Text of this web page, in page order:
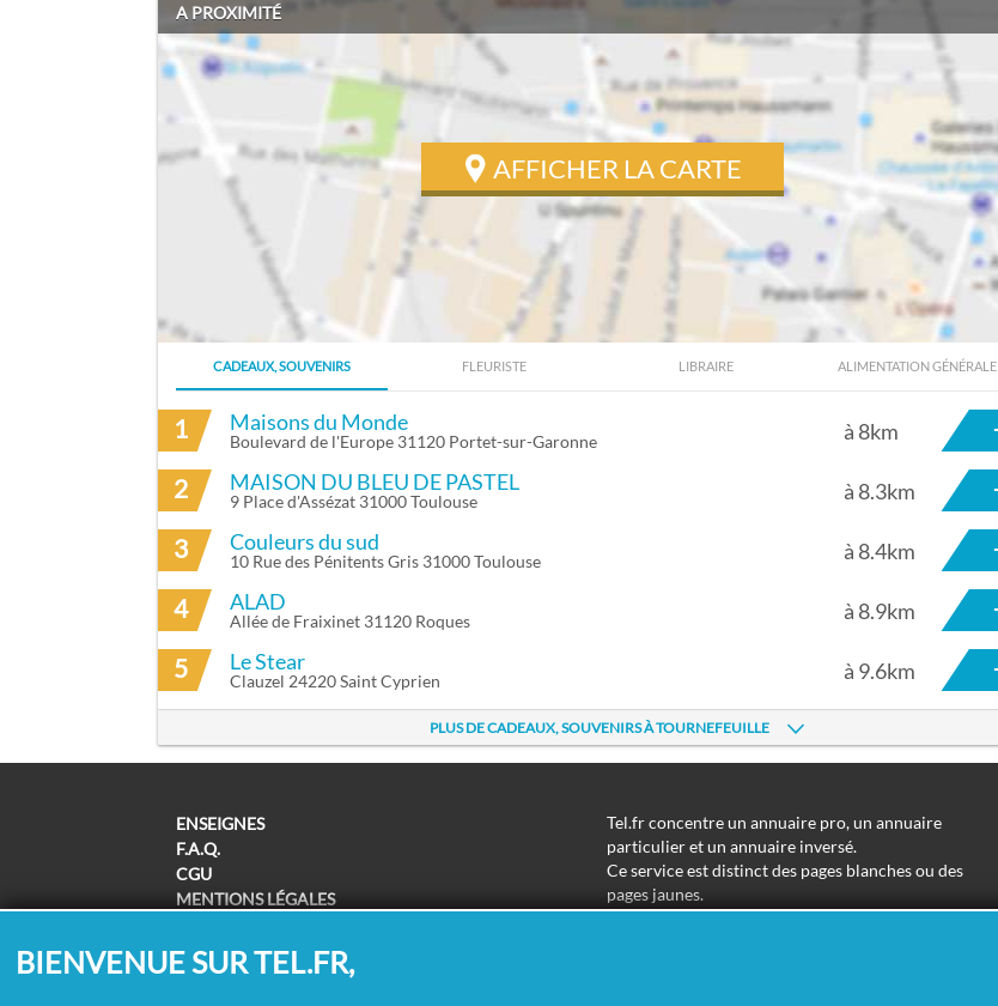
A PROXIMITÉ
AFFICHER LA CARTE
ITINÉRAIRE VERS BORDARIES ALAIN À TOURNEFEUILLE
CADEAUX, SOUVENIRS FLEURISTE LIBRAIRE ALIMENTATION GÉNÉRALE
1 Maisons du Monde
Boulevard de l'Europe 31120 Portet-sur-Garonne à 8km
2 MAISON DU BLEU DE PASTEL
9 Place d'Assézat 31000 Toulouse à 8.3km
3 Couleurs du sud
10 Rue des Pénitents Gris 31000 Toulouse à 8.4km
4 ALAD
Allée de Fraixinet 31120 Roques à 8.9km
5 Le Stear
Clauzel 24220 Saint Cyprien à 9.6km
PLUS DE CADEAUX, SOUVENIRS À TOURNEFEUILLE
ENSEIGNES
F.A.Q.
CGU
MENTIONS LÉGALES
POLITIQUE DE COOKIES
MODIFIER MES CHOIX COOKIES
Tel.fr concentre un annuaire pro, un annuaire
particulier et un annuaire inversé.
Ce service est distinct des pages blanches ou des
pages jaunes.
Les informations utilisées peuvent donc varier en
BIENVENUE SUR TEL.FR,